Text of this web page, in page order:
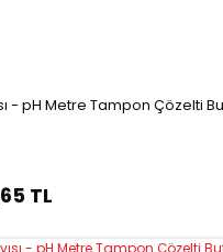
- pH Metre Tampon Çözelti
TL